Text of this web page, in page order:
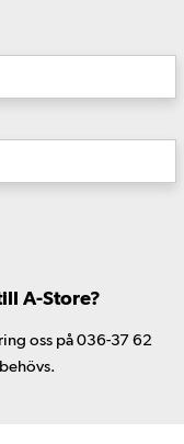
A-Store?
oss på 036-37 62